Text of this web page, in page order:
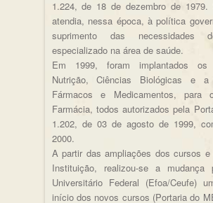
1.224, de 18 de dezembro de 1979.
atendia, nessa época, à política
suprimento das necessidades
especializado na área de saúde.
Em 1999, foram implantados
Nutrição, Ciências Biológicas e a
Fármacos e Medicamentos,
Farmácia, todos autorizados pela
1.202, de 03 de agosto de 1999,
2000.
A partir das ampliações dos cursos
Instituição, realizou-se a mudança
Universitário Federal (Efoa/Ceufe)
início dos novos cursos (Portaria do